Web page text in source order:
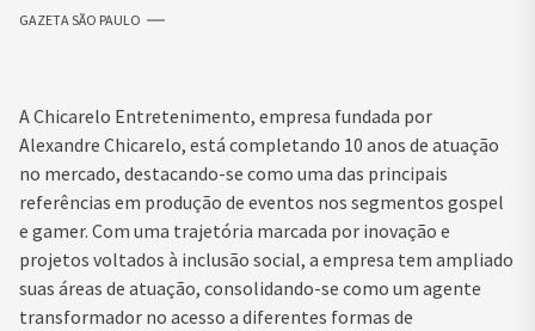
GAZETA SÃO PAULO
A Chicarelo Entretenimento, empresa fundada por
Alexandre Chicarelo, está completando 10 anos de atuação
no mercado, destacando-se como uma das principais
referências em produção de eventos nos segmentos gospel
e gamer. Com uma trajetória marcada por inovação e
projetos voltados à inclusão social, a empresa tem ampliado
suas áreas de atuação, consolidando-se como um agente
transformador no acesso a diferentes formas de